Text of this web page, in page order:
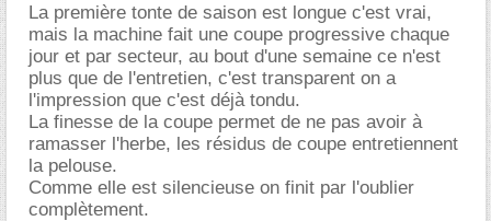
La première tonte de saison est longue c'est vrai,
mais la machine fait une coupe progressive chaque
jour et par secteur, au bout d'une semaine ce n'est
plus que de l'entretien, c'est transparent on a
l'impression que c'est déjà tondu.
La finesse de la coupe permet de ne pas avoir à
ramasser l'herbe, les résidus de coupe entretiennent
la pelouse.
Comme elle est silencieuse on finit par l'oublier
complètement.